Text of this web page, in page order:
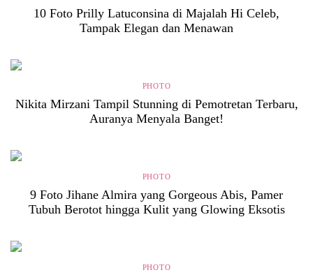
10 Foto Prilly Latuconsina di Majalah Hi Celeb,
Tampak Elegan dan Menawan
PHOTO
Nikita Mirzani Tampil Stunning di Pemotretan Terbaru,
Auranya Menyala Banget!
PHOTO
9 Foto Jihane Almira yang Gorgeous Abis, Pamer
Tubuh Berotot hingga Kulit yang Glowing Eksotis
PHOTO